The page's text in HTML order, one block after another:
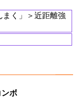
く」＞近距離強
ンボ